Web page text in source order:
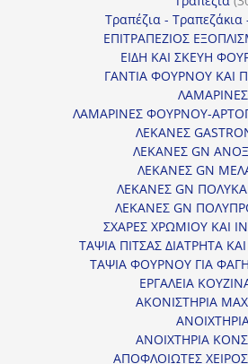
Τραπέζια -
ΕΠΙΤΡΑΠΕΖΙΟΣ
ΕΙΔΗ ΚΑΙ ΣΚΕΥΗ
ΓΑΝΤΙΑ ΦΟΥΡΝΟΥ ΚΑΙ
ΛΑΜΑΡΙΝΕΣ
ΛΑΜΑΡΙΝΕΣ ΦΟΥΡΝΟΥ-
ΛΕΚΑΝΕΣ
ΛΕΚΑΝΕΣ GN
ΛΕΚΑΝΕΣ GN
ΛΕΚΑΝΕΣ GN
ΛΕΚΑΝΕΣ GN
ΣΧΑΡΕΣ ΧΡΩΜΙΟΥ ΚΑΙ
ΤΑΨΙΑ ΠΙΤΣΑΣ ΔΙΑΤΡΗΤΑ
ΤΑΨΙΑ ΦΟΥΡΝΟΥ ΓΙΑ
ΕΡΓΑΛΕΙΑ
ΑΚΟΝΙΣΤΗΡΙΑ
ΑΝΟΙΧΤΗΡΙΑ
ΑΠΟΦΛΟΙΩΤΕΣ